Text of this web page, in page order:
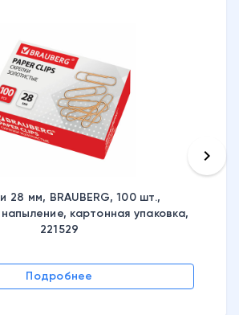
28 мм, BRAUBERG, 100 шт.,
картонная упаковка,
221529
Подробнее
keyboard_arrow_right